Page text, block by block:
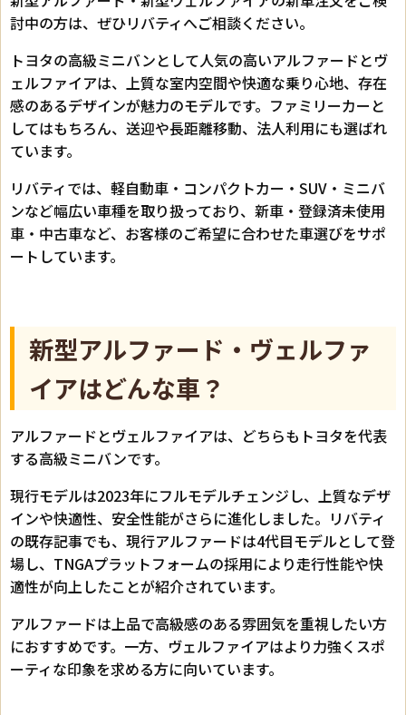
討中の方は、ぜひリバティへご相談ください。
トヨタの高級ミニバンとして人気の高いアルファードとヴ
ェルファイアは、上質な室内空間や快適な乗り心地、存在
感のあるデザインが魅力のモデルです。ファミリーカーと
してはもちろん、送迎や長距離移動、法人利用にも選ばれ
ています。
リバティでは、軽自動車・コンパクトカー・SUV・ミニバ
ンなど幅広い車種を取り扱っており、新車・登録済未使用
車・中古車など、お客様のご希望に合わせた車選びをサポ
ートしています。
新型アルファード・ヴェルファ
イアはどんな車？
アルファードとヴェルファイアは、どちらもトヨタを代表
する高級ミニバンです。
現行モデルは2023年にフルモデルチェンジし、上質なデザ
インや快適性、安全性能がさらに進化しました。リバティ
の既存記事でも、現行アルファードは4代目モデルとして登
場し、TNGAプラットフォームの採用により走行性能や快
適性が向上したことが紹介されています。
アルファードは上品で高級感のある雰囲気を重視したい方
におすすめです。一方、ヴェルファイアはより力強くスポ
ーティな印象を求める方に向いています。